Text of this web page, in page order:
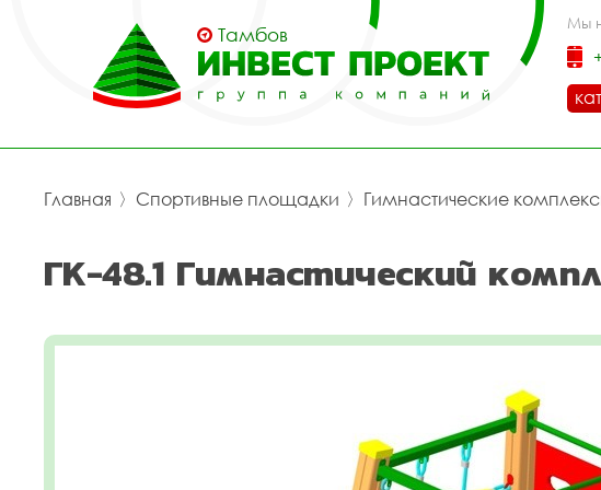
Тамбов
Мы
Главная 〉 Спортивные площадки 〉 Гимнастические
ГК-48.1 Гимнастический